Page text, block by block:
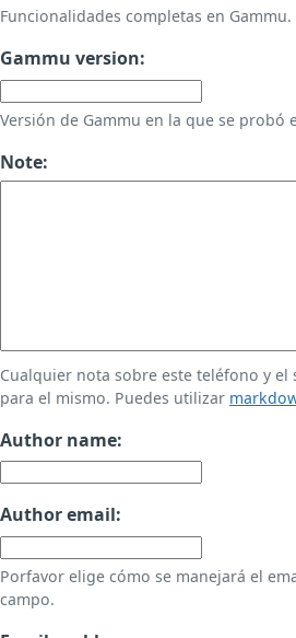
Funcionalidades completas en Gammu.
Gammu version:
Versión de Gammu en la que se probó
Note:
Cualquier nota sobre este teléfono y el
para el mismo. Puedes utilizar
Author name:
Author email:
Porfavor elige cómo se manejará el
campo.